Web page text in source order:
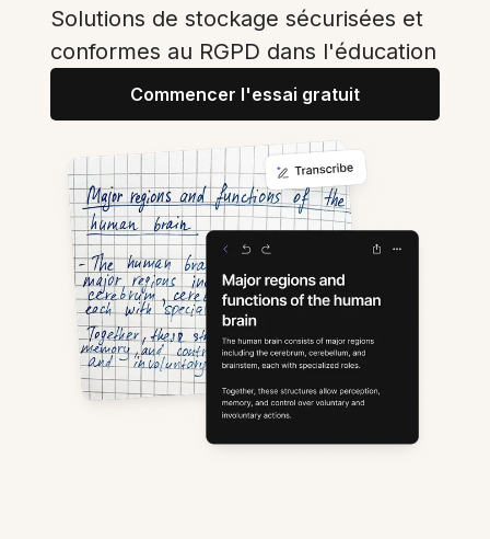
Solutions de stockage sécurisées et
conformes au RGPD dans l'éducation
Commencer l'essai gratuit